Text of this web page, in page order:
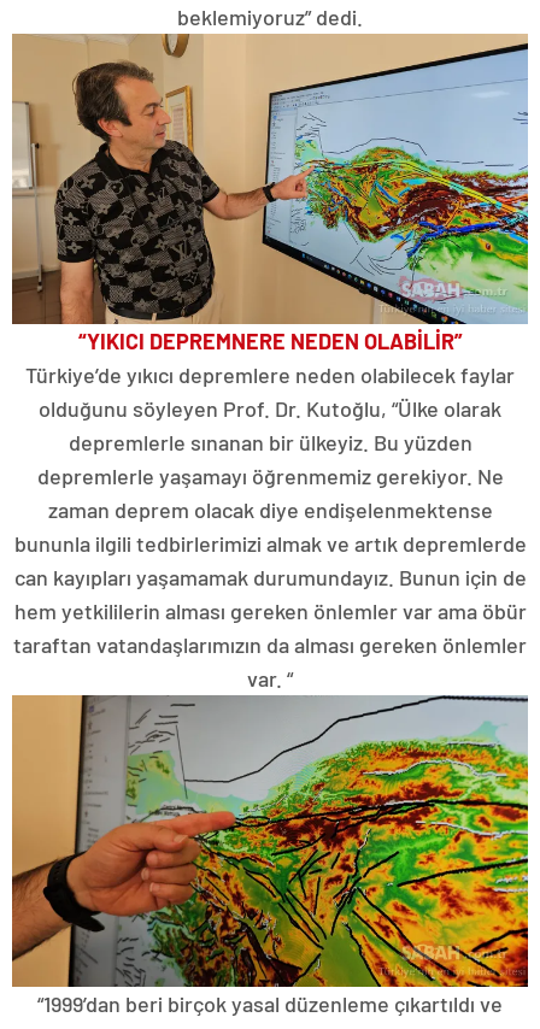
beklemiyoruz” dedi.
“YIKICI DEPREMNERE NEDEN OLABİLİR”
Türkiye’de yıkıcı depremlere neden olabilecek faylar
olduğunu söyleyen Prof. Dr. Kutoğlu, “Ülke olarak
depremlerle sınanan bir ülkeyiz. Bu yüzden
depremlerle yaşamayı öğrenmemiz gerekiyor. Ne
zaman deprem olacak diye endişelenmektense
bununla ilgili tedbirlerimizi almak ve artık depremlerde
can kayıpları yaşamamak durumundayız. Bunun için de
hem yetkililerin alması gereken önlemler var ama öbür
taraftan vatandaşlarımızın da alması gereken önlemler
var. “
“1999’dan beri birçok yasal düzenleme çıkartıldı ve